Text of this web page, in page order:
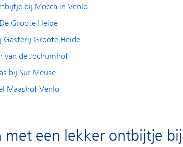
bij Mocca in Venlo
Groote Heide
Gasterij Groote Heide
van de Jochumhof
bij Sur Meuse
Maashof Venlo
met een lekker ontbijtje bij